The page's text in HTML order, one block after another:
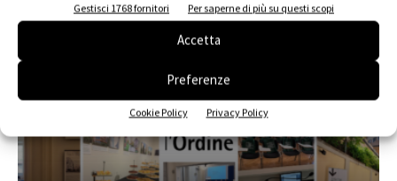
Gestisci 1768 fornitori Per saperne di più su questi scopi
Accetta
Preferenze
Cookie Policy Privacy Policy